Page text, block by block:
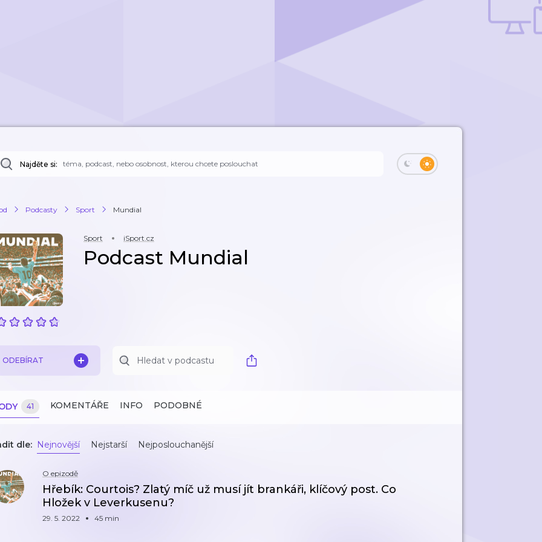
Najděte si:
Podcasty Sport Mundial
Sport iSport.cz
Podcast Mundial
ODEBÍRAT
41 KOMENTÁŘE INFO PODOBNÉ
dle: Nejnovější Nejstarší Nejposlouchanější
O epizodě
Hřebík: Courtois? Zlatý míč už musí jít brankáři, klíčový post. Co
Hložek v Leverkusenu?
29. 5. 2022 45 min